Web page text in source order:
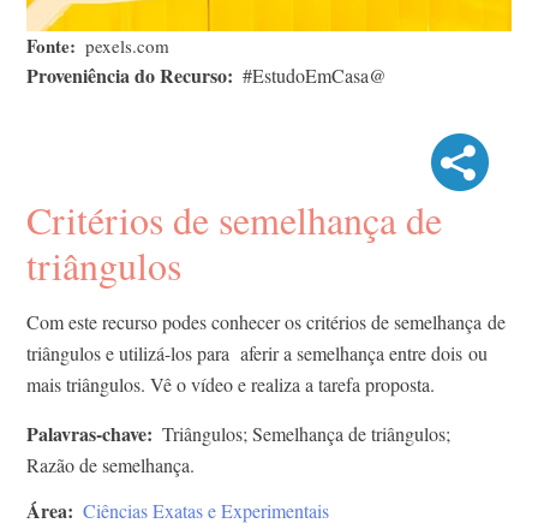
Fonte pexels.com
Proveniência do Recurso #EstudoEmCasa@
Critérios de semelhança de
triângulos
Com este recurso podes conhecer os critérios de semelhança de
triângulos e utilizá-los para aferir a semelhança entre dois ou
mais triângulos. Vê o vídeo e realiza a tarefa proposta.​
Palavras-chave
Triângulos; Semelhança de triângulos;
Razão de semelhança.
Área Ciências Exatas e Experimentais